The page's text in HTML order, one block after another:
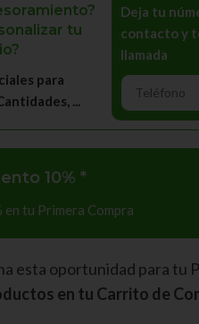
tu
para
...
Deja tu
contacto y
llamada
10% *
tu Primera Compra
esta oportunidad para tu
en tu Carrito de